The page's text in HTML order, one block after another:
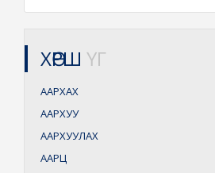
ХӨРШ ҮГ
ААРХАХ
ААРХУУ
ААРХУУЛАХ
ААРЦ